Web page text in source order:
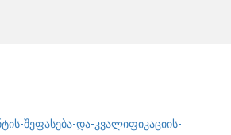
შეფასება-და-კვალიფიკაციის-